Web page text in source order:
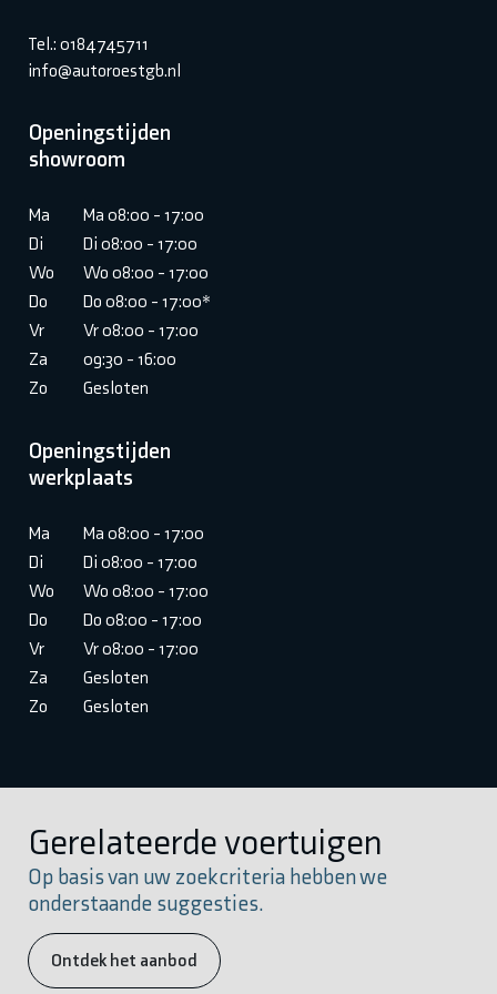
Tel.: 0184745711
info@autoroestgb.nl
Openingstijden
showroom
Ma
Ma 08:00 - 17:00
Di
Di 08:00 - 17:00
Wo
Wo 08:00 - 17:00
Do
Do 08:00 - 17:00*
Vr
Vr 08:00 - 17:00
Za
09:30 - 16:00
Zo
Gesloten
Openingstijden
werkplaats
Ma
Ma 08:00 - 17:00
Di
Di 08:00 - 17:00
Wo
Wo 08:00 - 17:00
Do
Do 08:00 - 17:00
Vr
Vr 08:00 - 17:00
Za
Gesloten
Zo
Gesloten
Gerelateerde voertuigen
Op basis van uw zoekcriteria hebben we
onderstaande suggesties.
Ontdek het aanbod